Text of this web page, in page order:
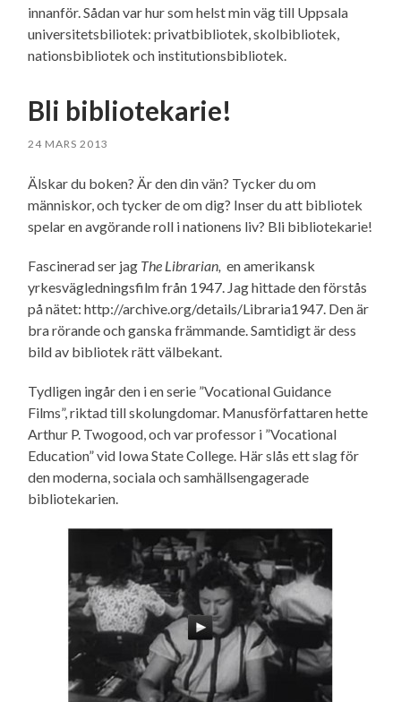
innanför. Sådan var hur som helst min väg till Uppsala
universitetsbiliotek: privatbibliotek, skolbibliotek,
nationsbibliotek och institutionsbibliotek.
Bli bibliotekarie!
24 MARS 2013
Älskar du boken? Är den din vän? Tycker du om
människor, och tycker de om dig? Inser du att bibliotek
spelar en avgörande roll i nationens liv? Bli bibliotekarie!
Fascinerad ser jag The Librarian, en amerikansk
yrkesvägledningsfilm från 1947. Jag hittade den förstås
på nätet: http://archive.org/details/Libraria1947. Den är
bra rörande och ganska främmande. Samtidigt är dess
bild av bibliotek rätt välbekant.
Tydligen ingår den i en serie ”Vocational Guidance
Films”, riktad till skolungdomar. Manusförfattaren hette
Arthur P. Twogood, och var professor i ”Vocational
Education” vid Iowa State College. Här slås ett slag för
den moderna, sociala och samhällsengagerade
bibliotekarien.